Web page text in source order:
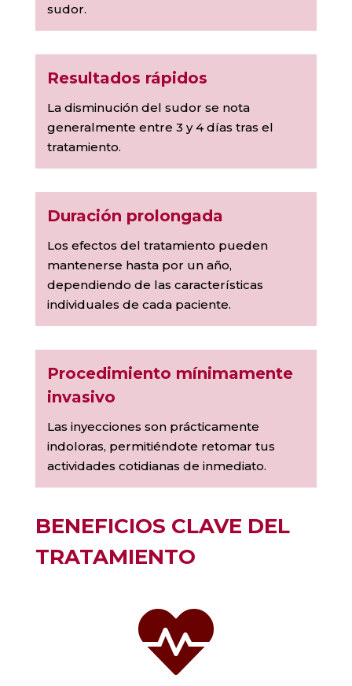
sudor.
Resultados rápidos
La disminución del sudor se nota
generalmente entre 3 y 4 días tras el
tratamiento.
Duración prolongada
Los efectos del tratamiento pueden
mantenerse hasta por un año,
dependiendo de las características
individuales de cada paciente.
Procedimiento mínimamente
invasivo
Las inyecciones son prácticamente
indoloras, permitiéndote retomar tus
actividades cotidianas de inmediato.
BENEFICIOS CLAVE DEL
TRATAMIENTO
